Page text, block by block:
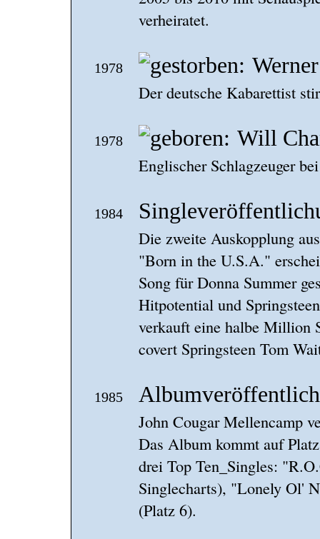
verheiratet.
1978
Der deutsche Kabarettist
1978 Will
Englischer Schlagzeuger
1984
Die zweite Auskopplung
"Born in the U.S.A."
Song für Donna Summer
Hitpotential und
verkauft eine halbe Million
covert Springsteen Tom
1985
John Cougar Mellencamp
Das Album kommt auf
drei Top Ten_Singles:
Singlecharts), "Lonely Ol'
(Platz 6).